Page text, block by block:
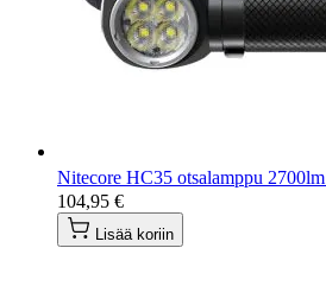
Nitecore HC35 otsalamppu 2700lm
104,95 €
Lisää koriin